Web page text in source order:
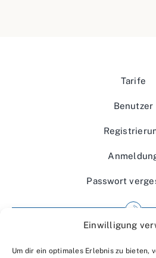
Einwilligung
Um dir ein optimales Erlebnis zu bieten,
Tarife
Benutzer
Passwort